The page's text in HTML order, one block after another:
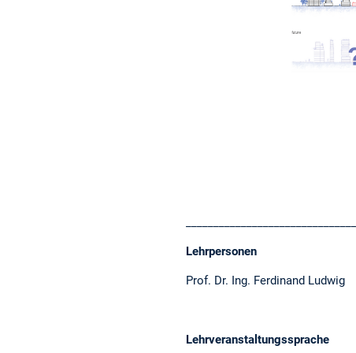
Lehrpersonen
Prof. Dr. Ing. Ferdinand Ludwig
Lehrveranstaltungssprache